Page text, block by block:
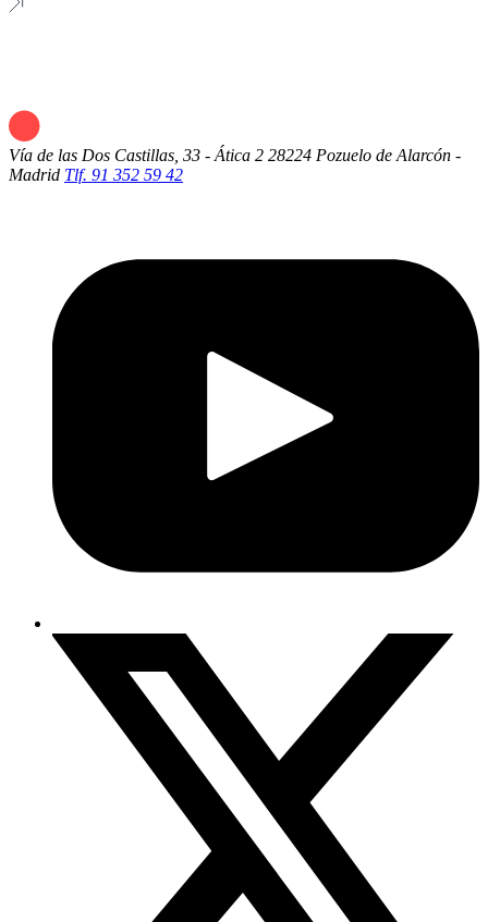
Vía de las Dos Castillas, 33 - Ática 2 28224 Pozuelo de Alarcón -
Madrid Tlf. 91 352 59 42